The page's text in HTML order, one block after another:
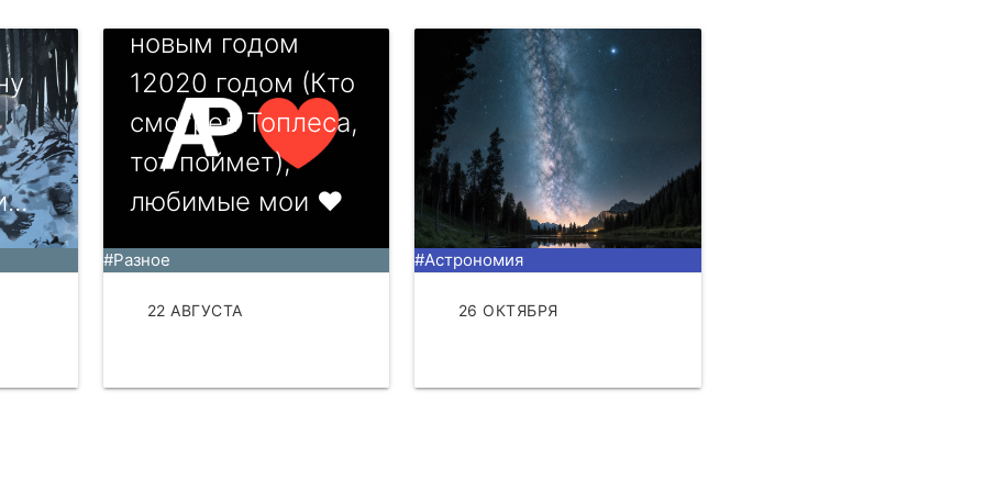
новым годом
12020 годом (Кто
смотрел Топлеса,
тот поймет),
любимые мои ❤
#Разное
22 АВГУСТА
#Астрономия
26 ОКТЯБРЯ